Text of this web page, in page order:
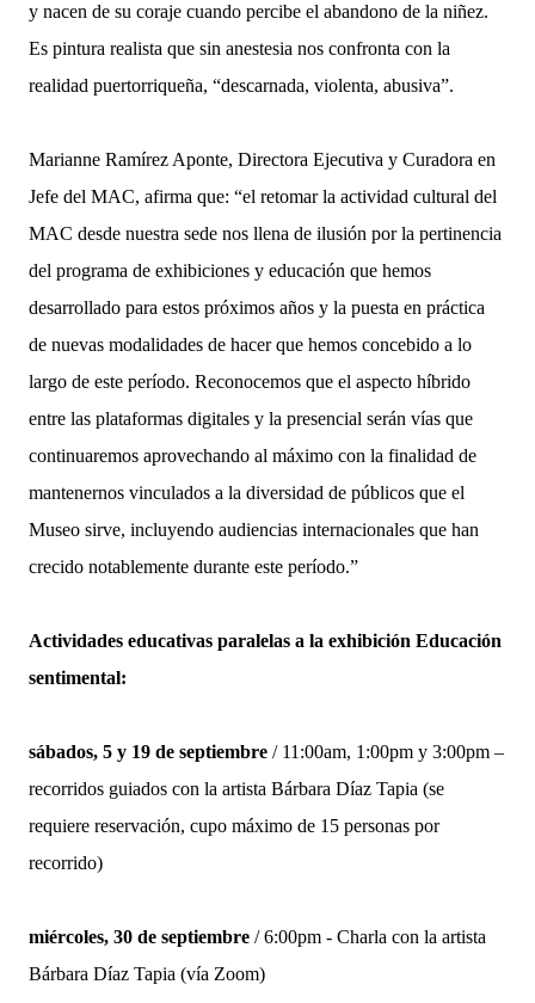
y nacen de su coraje cuando percibe el abandono de la niñez.
Es pintura realista que sin anestesia nos confronta con la
realidad puertorriqueña, “descarnada, violenta, abusiva”.
Marianne Ramírez Aponte, Directora Ejecutiva y Curadora en
Jefe del MAC, afirma que: “el retomar la actividad cultural del
MAC desde nuestra sede nos llena de ilusión por la pertinencia
del programa de exhibiciones y educación que hemos
desarrollado para estos próximos años y la puesta en práctica
de nuevas modalidades de hacer que hemos concebido a lo
largo de este período. Reconocemos que el aspecto híbrido
entre las plataformas digitales y la presencial serán vías que
continuaremos aprovechando al máximo con la finalidad de
mantenernos vinculados a la diversidad de públicos que el
Museo sirve, incluyendo audiencias internacionales que han
crecido notablemente durante este período.”
Actividades educativas paralelas a la exhibición Educación
sentimental:
sábados, 5 y 19 de septiembre / 11:00am, 1:00pm y 3:00pm –
recorridos guiados con la artista Bárbara Díaz Tapia (se
requiere reservación, cupo máximo de 15 personas por
recorrido)
miércoles, 30 de septiembre / 6:00pm - Charla con la artista
Bárbara Díaz Tapia (vía Zoom)